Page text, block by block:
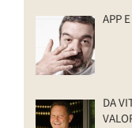
APP
DA